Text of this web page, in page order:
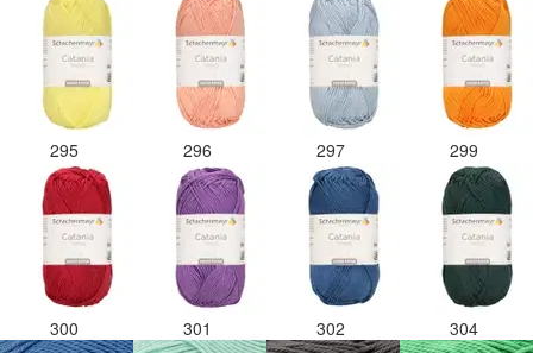
295 296 297 299
300 301 302 304